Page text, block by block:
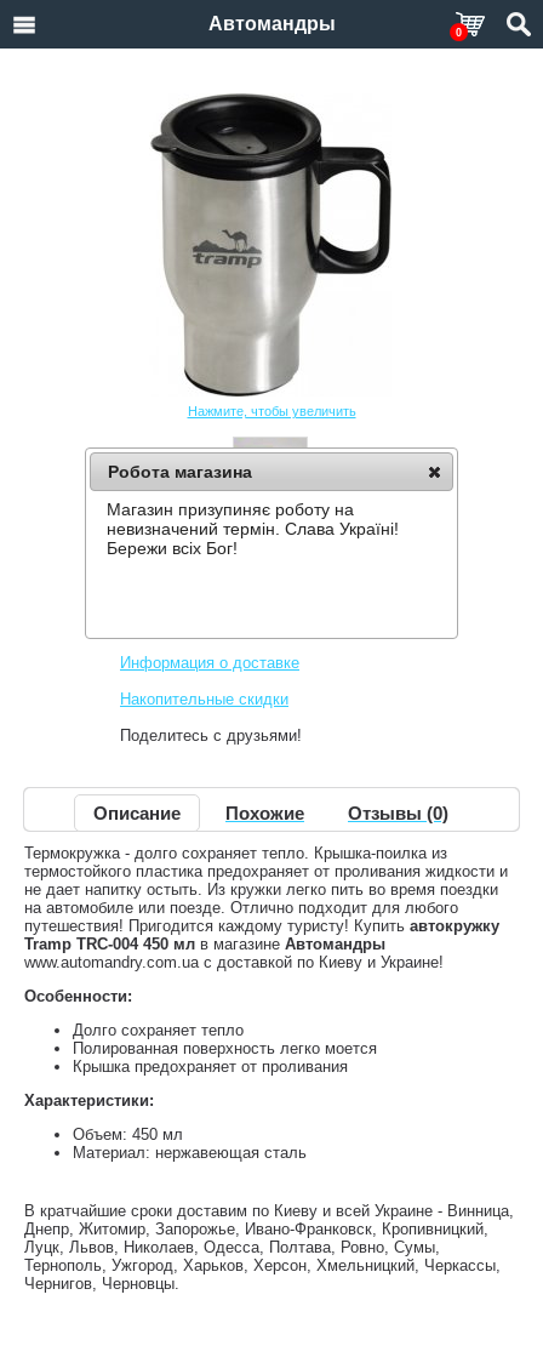
Автомандры 0
Нажмите, чтобы увеличить
АВТОКРУЖКА TRAMP TRC-004 450 МЛ
Информация о доставке
Накопительные скидки
Поделитесь с друзьями!
Описание Похожие Отзывы (0)
Термокружка - долго сохраняет тепло. Крышка-поилка из
термостойкого пластика предохраняет от проливания жидкости и
не дает напитку остыть. Из кружки легко пить во время поездки
на автомобиле или поезде. Отлично подходит для любого
путешествия! Пригодится каждому туристу! Купить автокружку
Tramp TRC-004 450 мл в магазине Автомандры
www.automandry.com.ua с доставкой по Киеву и Украине!
Особенности:
Долго сохраняет тепло
Полированная поверхность легко моется
Крышка предохраняет от проливания
Характеристики:
Объем: 450 мл
Материал: нержавеющая сталь
В кратчайшие сроки доставим по Киеву и всей Украине - Винница,
Днепр, Житомир, Запорожье, Ивано-Франковск, Кропивницкий,
Луцк, Львов, Николаев, Одесса, Полтава, Ровно, Сумы,
Тернополь, Ужгород, Харьков, Херсон, Хмельницкий, Черкассы,
Чернигов, Черновцы.
Робота магазина
Магазин призупиняє роботу на
невизначений термін. Слава Україні!
Бережи всіх Бог!